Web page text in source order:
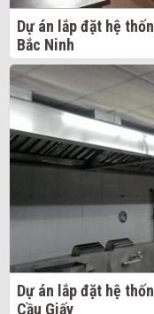
Dự án lắp đặt hệ
Bắc Ninh
Dự án lắp đặt hệ
Cầu Giấy